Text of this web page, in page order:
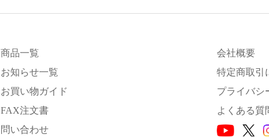
商品一覧
お知らせ一覧
お買い物ガイド
FAX注文書
問い合わせ
会社概要
特定商取引
プライバシ
よくある質